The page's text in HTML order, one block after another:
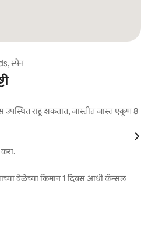
स्पेन
राहू शकतात, जास्तीत जास्त एकूण 8
वेळेच्या किमान 1 दिवस आधी कॅन्सल